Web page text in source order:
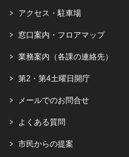
アクセス・駐車場
窓口案内・フロアマップ
業務案内（各課の連絡先）
第2・第4土曜日開庁
メールでのお問合せ
よくある質問
市民からの提案